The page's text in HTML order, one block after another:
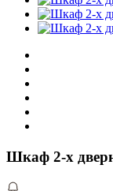
Шкаф 2-х